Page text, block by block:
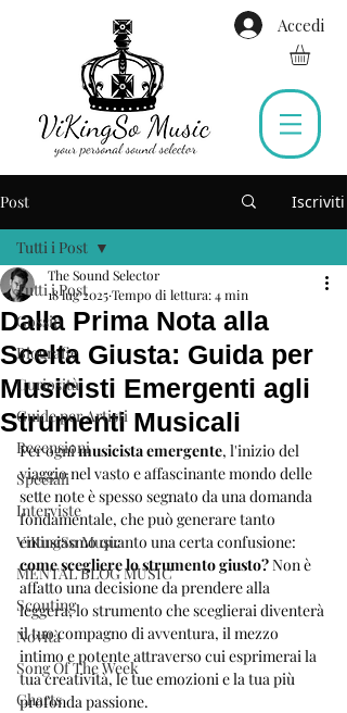
Accedi
Post Iscriviti
Tutti i Post
Gossip
Biografie
Curiosità
Guide per Artisti
Recensioni
Speciali
Interviste
ViKingSo Music
MENTAL BLOG MUSIC
Scouting
Novità
Song Of The Week
Charts
Tutti i Post
Dalla Prima Nota alla
Scelta Giusta: Guida per
Musicisti Emergenti agli
Strumenti Musicali
The Sound Selector
18 lug 2025Tempo di lettura: 4 min
Per ogni musicista emergente, l'inizio del
viaggio nel vasto e affascinante mondo delle
sette note è spesso segnato da una domanda
fondamentale, che può generare tanto
entusiasmo quanto una certa confusione:
come scegliere lo strumento giusto? Non è
affatto una decisione da prendere alla
leggera; lo strumento che sceglierai diventerà
il tuo compagno di avventura, il mezzo
intimo e potente attraverso cui esprimerai la
tua creatività, le tue emozioni e la tua più
profonda passione.